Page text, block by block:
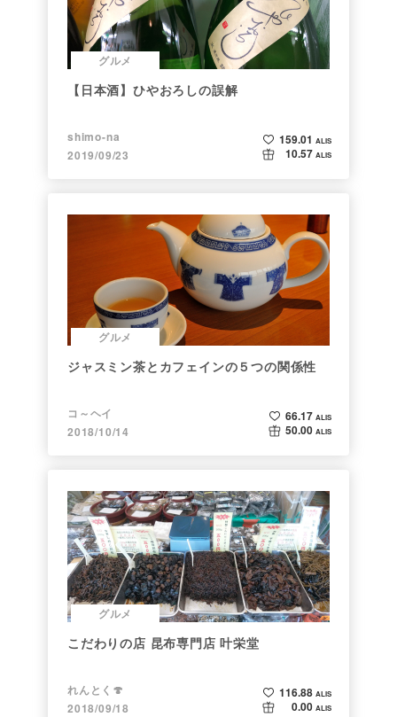
グルメ
【日本酒】ひやおろしの誤解
shimo-na
2019/09/23
159.01 ALIS
10.57 ALIS
グルメ
ジャスミン茶とカフェインの５つの関係性
コ～ヘイ
2018/10/14
66.17 ALIS
50.00 ALIS
グルメ
こだわりの店 昆布専門店 叶栄堂
れんとく🍄
2018/09/18
116.88 ALIS
0.00 ALIS